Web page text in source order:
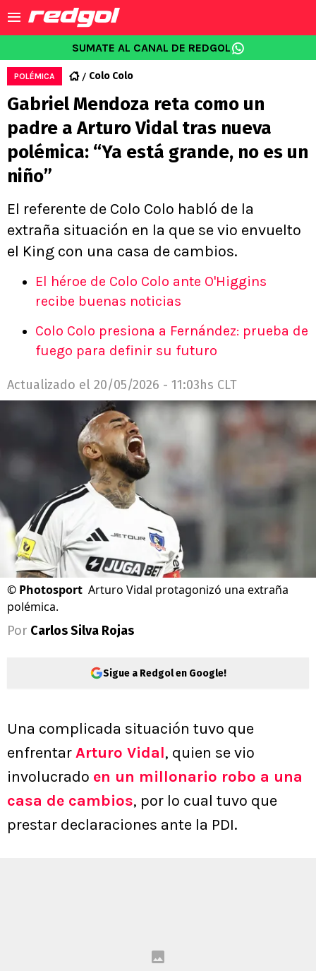
SUMATE AL CANAL DE REDGOL
POLÉMICA Colo Colo
Gabriel Mendoza reta como un
padre a Arturo Vidal tras nueva
polémica: “Ya está grande, no es un
niño”
El referente de Colo Colo habló de la
extraña situación en la que se vio envuelto
el King con una casa de cambios.
El héroe de Colo Colo ante O'Higgins
recibe buenas noticias
Colo Colo presiona a Fernández: prueba de
fuego para definir su futuro
Actualizado el 20/05/2026 - 11:03hs CLT
© Photosport Arturo Vidal protagonizó una extraña
polémica.
Por Carlos Silva Rojas
Sigue a Redgol en Google!
Una complicada situación tuvo que
enfrentarArturo Vidal, quien se vio
involucrado en un millonario robo a una
casa de cambios, por lo cual tuvo que
prestar declaraciones ante la PDI.